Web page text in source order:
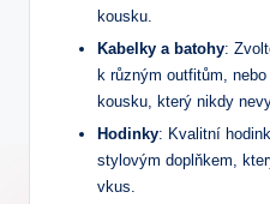
kousku.
Kabelky a batohy:
k různým outfitům,
kousku, který nikdy
Hodinky: Kvalitní
stylovým doplňkem,
vkus.